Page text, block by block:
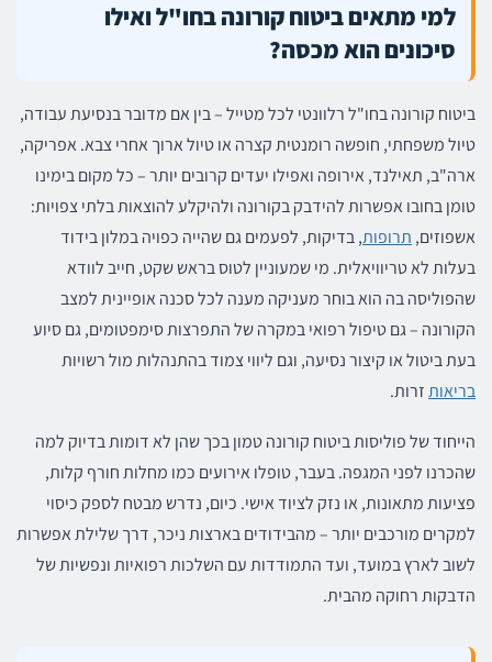
למי מתאים ביטוח קורונה בחו"ל ואילו
סיכונים הוא מכסה?
ביטוח קורונה בחו"ל רלוונטי לכל מטייל – בין אם מדובר בנסיעת עבודה,
טיול משפחתי, חופשה רומנטית קצרה או טיול ארוך אחרי צבא. אפריקה,
ארה"ב, תאילנד, אירופה ואפילו יעדים קרובים יותר – כל מקום בימינו
טומן בחובו אפשרות להידבק בקורונה ולהיקלע להוצאות בלתי צפויות:
אשפוזים, תרופות, בדיקות, לפעמים גם שהייה כפויה במלון בידוד
בעלות לא טריוויאלית. מי שמעוניין לטוס בראש שקט, חייב לוודא
שהפוליסה בה הוא בוחר מעניקה מענה לכל סכנה אופיינית למצב
הקורונה – גם טיפול רפואי במקרה של התפרצות סימפטומים, גם סיוע
בעת ביטול או קיצור נסיעה, וגם ליווי צמוד בהתנהלות מול רשויות
בריאותזרות.
הייחוד של פוליסות ביטוח קורונה טמון בכך שהן לא דומות בדיוק למה
שהכרנו לפני המגפה. בעבר, טופלו אירועים כמו מחלות חורף קלות,
פציעות מתאונות, או נזק לציוד אישי. כיום, נדרש מבטח לספק כיסוי
למקרים מורכבים יותר – מהבידודים בארצות ניכר, דרך שלילת אפשרות
לשוב לארץ במועד, ועד התמודדות עם השלכות רפואיות ונפשיות של
הדבקות רחוקה מהבית.